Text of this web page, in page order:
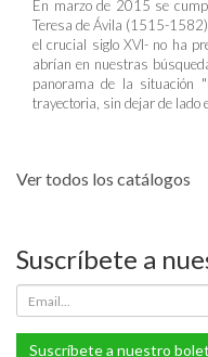
En marzo de 2015 se
Teresa de Ávila (1515-
el crucial siglo XVI- no ha
abrían en nuestras
panorama de la situación
trayectoria, sin dejar de lado
Ver todos los catálogos
Suscríbete a
Suscríbete a nuestro